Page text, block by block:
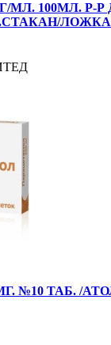
МЛ. 100МЛ. Р-
№10 ТАБ. /